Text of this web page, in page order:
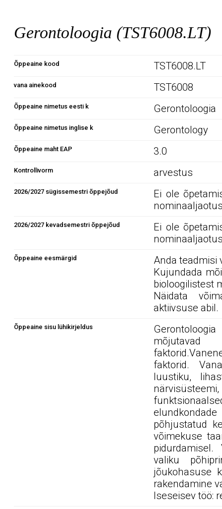
Gerontoloogia (TST6008.LT)
Õppeaine kood TST6008.LT
vana ainekood TST6008
Õppeaine nimetus eesti k Gerontoloogia
Õppeaine nimetus inglise k Gerontology
Õppeaine maht EAP 3.0
Kontrollivorm arvestus
2026/2027 sügissemestri õppejõud
Ei ole
2026/2027 kevadsemestri õppejõud
Ei ole
Õppeaine eesmärgid
Anda teadmisi
Kujundada
bioloogilistest
Näidata
aktiivsuse abil.
Õppeaine sisu lühikirjeldus
faktorid.
luustiku,
põhjustatud
võimekuse
valiku
jõukohasuse
rakendamine
Iseseisev töö: